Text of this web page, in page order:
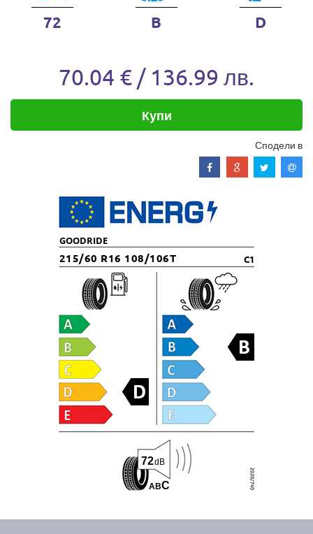
72 B D
70.04 € / 136.99 лв.
Купи
Сподели в
GOODRIDE
215/60 R16 108/106T C1
ABC
72dB